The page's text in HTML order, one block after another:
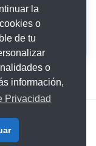
la
o
de tu
o
información,
Privacidad
total de 0
Siguiente
S.L.